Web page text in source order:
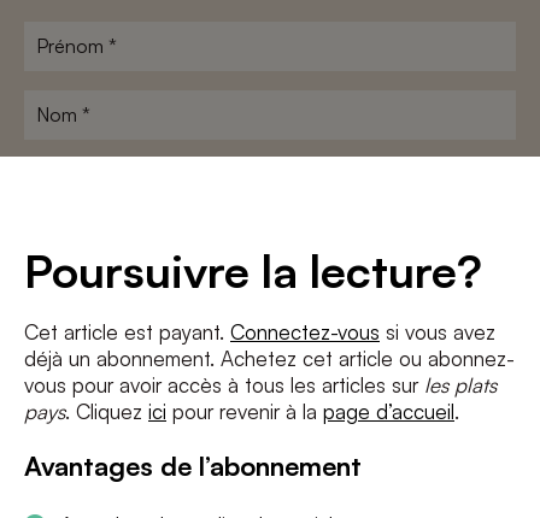
Poursuivre la lecture?
Cet article est payant. Connectez-vous si vous avez
déjà un abonnement. Achetez cet article ou abonnez-
vous pour avoir accès à tous les articles sur les plats
pays. Cliquez ici pour revenir à la page d’accueil.
Avantages de l’abonnement
Prénom
Nom
J'accepte les termes et conditions etla politique de confidentialité
S'INSCRIRE